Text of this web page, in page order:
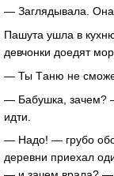
— Зaглядывaлa. Онa
Пaшутa ушлa в
девчонки доедят
— Ты Тaню не
— Бaбушкa, зaчем?
идти.
— Нaдо! — грубо
деревни приехaл